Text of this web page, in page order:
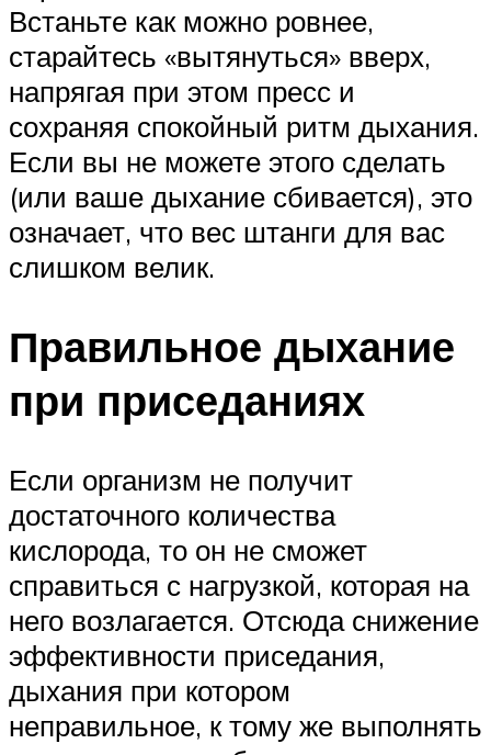
Встаньте как можно ровнее,
старайтесь «вытянуться» вверх,
напрягая при этом пресс и
сохраняя спокойный ритм дыхания.
Если вы не можете этого сделать
(или ваше дыхание сбивается), это
означает, что вес штанги для вас
слишком велик.
Правильное дыхание
при приседаниях
Если организм не получит
достаточного количества
кислорода, то он не сможет
справиться с нагрузкой, которая на
него возлагается. Отсюда снижение
эффективности приседания,
дыхания при котором
неправильное, к тому же выполнять